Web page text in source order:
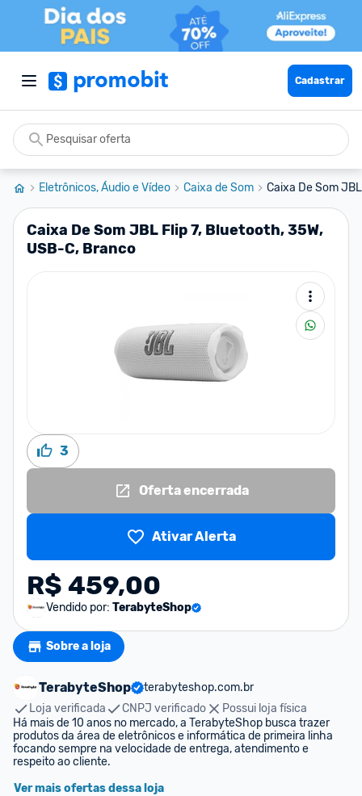
Cadastrar
Eletrônicos, Áudio e Vídeo Caixa de Som Caixa De Som
Caixa De Som JBL Flip 7, Bluetooth, 35W,
USB-C, Branco
3
Oferta encerrada
Ativar Alerta
R$ 459,00
Vendido por: TerabyteShop
Sobre a loja
TerabyteShop
terabyteshop.com.br
Loja verificada
CNPJ verificado
Possui loja física
Há mais de 10 anos no mercado, a TerabyteShop busca trazer
produtos da área de eletrônicos e informática de primeira linha
focando sempre na velocidade de entrega, atendimento e
respeito ao cliente.
Ver mais ofertas dessa loja